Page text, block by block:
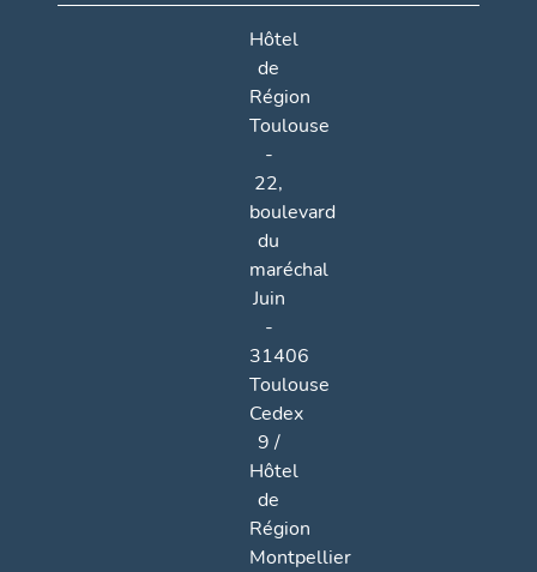
Hôtel
de
Région
Toulouse
-
22,
boulevard
du
maréchal
Juin
-
31406
Toulouse
Cedex
9 /
Hôtel
de
Région
Montpellier